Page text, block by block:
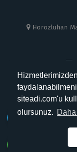
siteadi.com'u
olursunuz.
Horozluhan
Kabul